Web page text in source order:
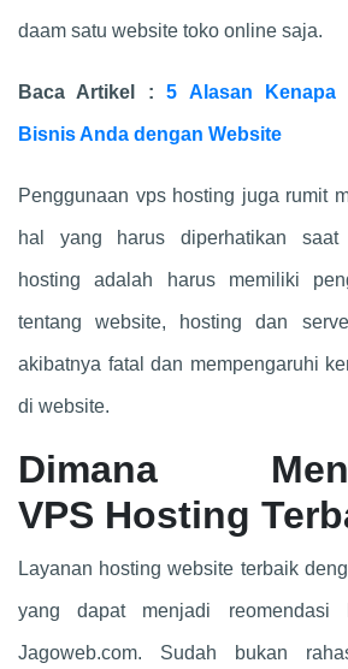
daam satu website toko online saja.
Baca Artikel :5 Alasan Kenapa
Bisnis Anda dengan Website
Penggunaan vps hosting juga rumit
hal yang harus diperhatikan saat
hosting adalah harus memiliki
tentang website, hosting dan
akibatnya fatal dan mempengaruhi
di website.
Dimana
VPS Hosting
Layanan hosting website terbaik
yang dapat menjadi reomendasi
Jagoweb.com. Sudah bukan